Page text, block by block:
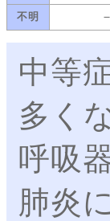
不明 －
中等
多く
呼吸
肺炎